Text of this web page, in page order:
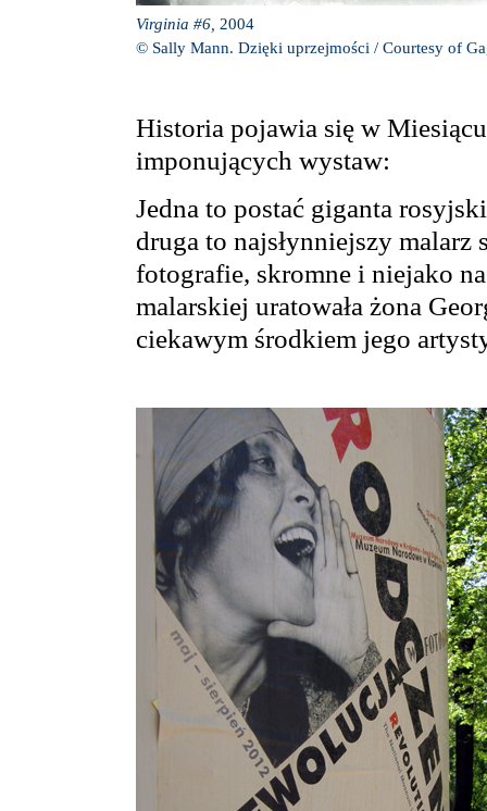
Virginia #6, 2004
© Sally Mann. Dzięki uprzejmości / Courtesy of
Historia pojawia się w
imponujących wystaw:
Jedna to postać giganta
druga to najsłynniejszy
fotografie, skromne i niejako
malarskiej uratowała żona
ciekawym środkiem jego